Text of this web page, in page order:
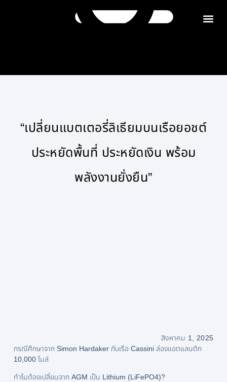
“เปลี่ยนแบตเตอรี่ลิเธียมบนเรือยอชต์
ประหยัดพื้นที่ ประหยัดเงิน พร้อม
พลังงานยั่งยืน”
สิงหาคม 1, 2025
กรณีศึกษาจาก Simon Hardaker กับเรือ Cassini ล่องแอตแลนติก
10,000 ไมล์
ทำไมต้องเปลี่ยนจาก AGM เป็น Lithium (LiFePO4)?